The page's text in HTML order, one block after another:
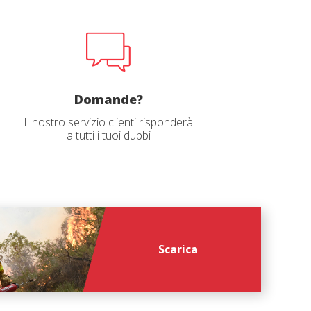
Domande?
Il nostro servizio clienti risponderà
a tutti i tuoi dubbi
Scarica